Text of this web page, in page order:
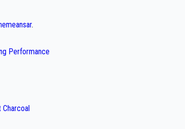
.
Performance
Charcoal